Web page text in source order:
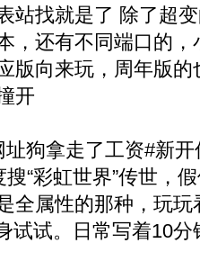
站找就是了 除了超
，还有不同端口的
版向来玩，周年版
开
狗拿走了工资#新
“彩虹世界”传世，
全属性的那种，玩玩
试试。日常写着10